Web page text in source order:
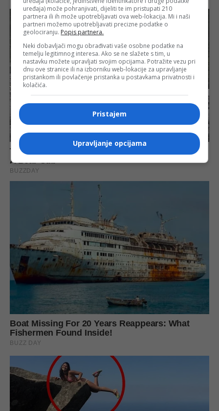
uređaja) može pohranjivati, dijeliti te im pristupati 210
partnera ili ih može upotrebljavati ova web-lokacija. Mi i naši
partneri možemo upotrebljavati precizne podatke o
geolociranju. Popis partnera.
Neki dobavljači mogu obrađivati vaše osobne podatke na
temelju legitimnog interesa. Ako se ne slažete s tim, u
nastavku možete upravljati svojim opcijama. Potražite vezu pri
dnu ove stranice ili na izborniku web-lokacije za upravljanje
pristankom ili povlačenje pristanka u postavkama privatnosti i
kolačića.
Pristajem
Upravljanje opcijama